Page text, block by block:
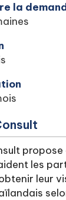
la
les
leur